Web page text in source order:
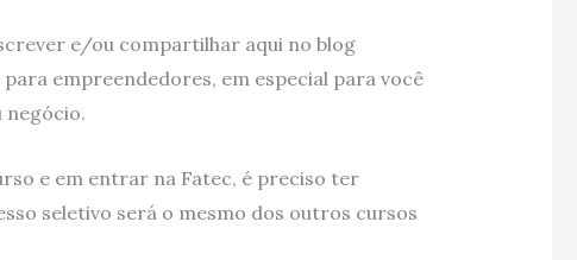
e/ou compartilhar aqui no blog
empreendedores, em especial para você
negócio.
e em entrar na Fatec, é preciso ter
seletivo será o mesmo dos outros cursos